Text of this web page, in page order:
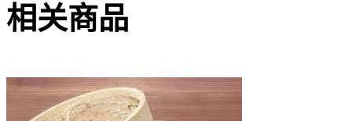
相关商品